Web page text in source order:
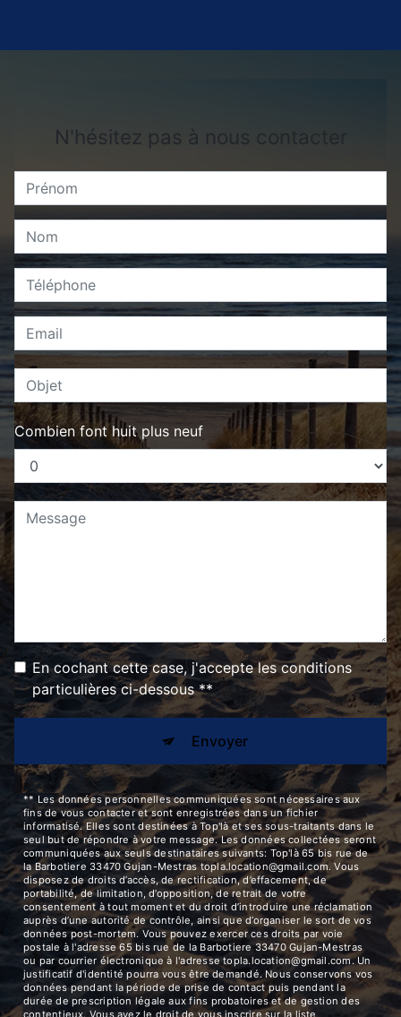
N'hésitez pas à nous contacter
Combien font huit plus neuf
En cochant cette case, j'accepte les conditions
particulières ci-dessous **
Envoyer
** Les données personnelles communiquées sont nécessaires aux
fins de vous contacter et sont enregistrées dans un fichier
informatisé. Elles sont destinées à Top'là et ses sous-traitants dans le
seul but de répondre à votre message. Les données collectées seront
communiquées aux seuls destinataires suivants: Top'là 65 bis rue de
la Barbotiere 33470 Gujan-Mestras topla.location@gmail.com. Vous
disposez de droits d’accès, de rectification, d’effacement, de
portabilité, de limitation, d’opposition, de retrait de votre
consentement à tout moment et du droit d’introduire une réclamation
auprès d’une autorité de contrôle, ainsi que d’organiser le sort de vos
données post-mortem. Vous pouvez exercer ces droits par voie
postale à l'adresse 65 bis rue de la Barbotiere 33470 Gujan-Mestras
ou par courrier électronique à l'adresse topla.location@gmail.com. Un
justificatif d'identité pourra vous être demandé. Nous conservons vos
données pendant la période de prise de contact puis pendant la
durée de prescription légale aux fins probatoires et de gestion des